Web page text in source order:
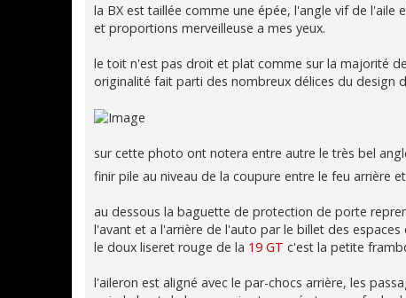
la BX est taillée comme une épée, l'angle vif de
et proportions merveilleuse a mes yeux.
le toit n'est pas droit et plat comme sur la majorité
originalité fait parti des nombreux délices du design
sur cette photo ont notera entre autre le très bel
finir pile au niveau de la coupure entre le feu arrière
au dessous la baguette de protection de porte
l'avant et a l'arrière de l'auto par le billet des
le doux liseret rouge de la 19 GT c'est la petite
l'aileron est aligné avec le par-chocs arrière, les